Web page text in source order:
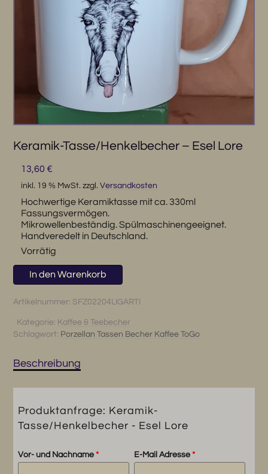
Keramik-Tasse/Henkelbecher – Esel Lore
13,60 €
inkl. 19 % MwSt. zzgl. Versandkosten
Hochwertige Keramiktasse mit ca. 330ml
Fassungsvermögen.
Mikrowellenbeständig. Spülmaschinengeeignet.
Handveredelt in Deutschland.
Vorrätig
Keramik-
Tasse/Henkelbecher
Lore
Menge
In den Warenkorb
Artikelnummer: SFZ02204LIGARTI
Kategorie: Kaffee & Teebecher
Schlagwort: Porzellan Tassen Becher Kaffee ToGo
Beschreibung
Produktanfrage: Keramik-
Tasse/Henkelbecher - Esel Lore
Vor- und Nachname* E-Mail Adresse *